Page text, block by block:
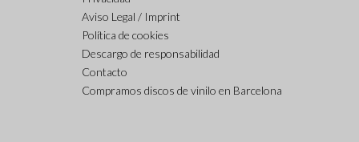
Aviso Legal / Imprint
Política de cookies
Descargo de responsabilidad
Contacto
Compramos discos de vinilo en Barcelona